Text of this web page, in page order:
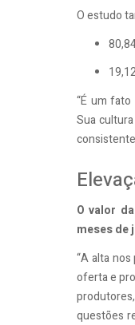
O estudo
“É um
Sua
O valor
meses de
“A alta
oferta e
questões